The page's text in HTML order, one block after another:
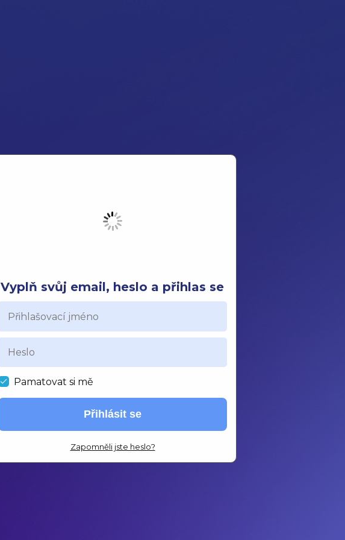
Vyplň svůj email, heslo a přihlas se
Pamatovat si mě
Přihlásit se
Zapomněli jste heslo?